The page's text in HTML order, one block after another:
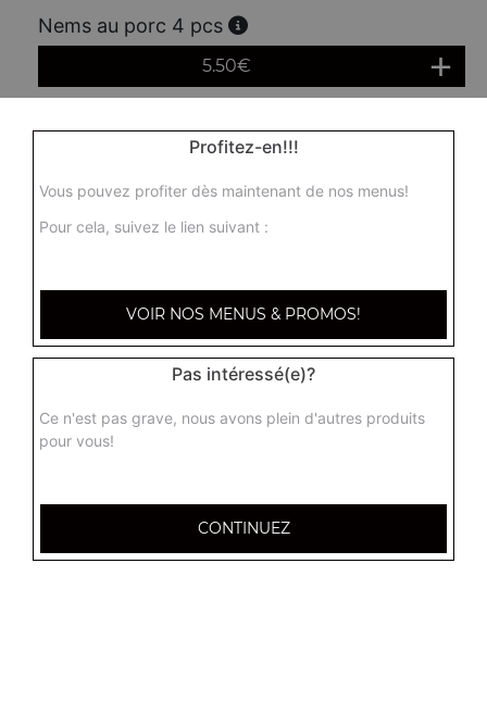
Nems au porc 4 pcs
5.50€
Nems aux crevettes 4 pcs
4.50€
Samoussas au boeuf 4 pcs
5.50€
Profitez-en!!!
Vous pouvez profiter dès maintenant de nos menus!
Pour cela, suivez le lien suivant :
VOIR NOS MENUS & PROMOS!
Pas intéressé(e)?
Ce n'est pas grave, nous avons plein d'autres produits
pour vous!
CONTINUEZ